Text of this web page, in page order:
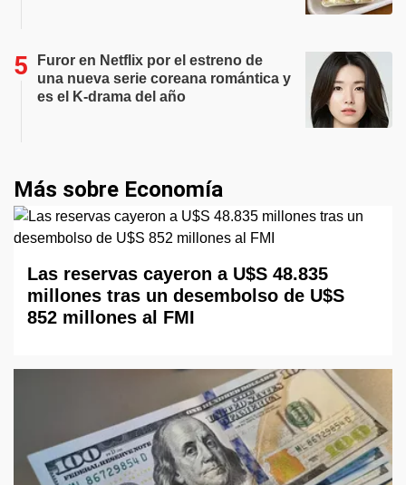
Furor en Netflix por el estreno de
una nueva serie coreana romántica y
es el K-drama del año
Más sobre Economía
Las reservas cayeron a U$S 48.835
millones tras un desembolso de U$S
852 millones al FMI